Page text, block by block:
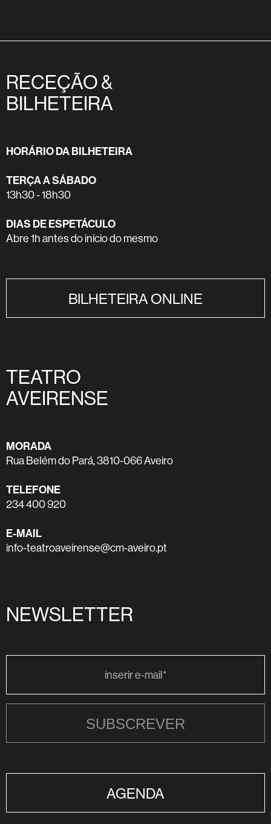
RECEÇÃO &
BILHETEIRA
HORÁRIO DA BILHETEIRA
TERÇA A SÁBADO
13h30 - 18h30
DIAS DE ESPETÁCULO
Abre 1h antes do início do mesmo
BILHETEIRA ONLINE
TEATRO
AVEIRENSE
MORADA
Rua Belém do Pará, 3810-066 Aveiro
TELEFONE
234 400 920
E-MAIL
info-teatroaveirense@cm-aveiro.pt
NEWSLETTER
SUBSCREVER
AGENDA